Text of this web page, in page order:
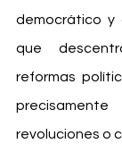
democrático y
que
reformas
revoluciones o